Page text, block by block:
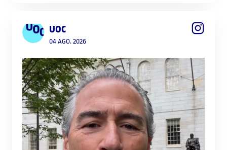
relacionats amb la motivació i la detecció d’allò que
considerem important. Per això, davant d’un esdeveniment
busquem informació, comprem ulleres homologades,
triem el millor lloc per observar-lo o organitzem una
experiència compartida. Ara bé, no tothom ho viu igual: el
mateix fenomen pot generar fascinació, indiferència o fins i
tot saturació.
UOC
04 AGO. 2026